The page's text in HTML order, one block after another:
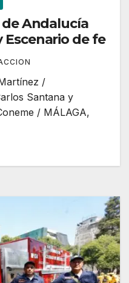
de Andalucía
Escenario de fe
/
Santana y
/ MÁLAGA,